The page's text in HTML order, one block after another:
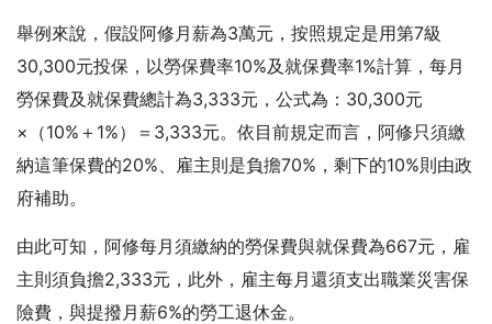
舉例來說，假設阿修月薪為3萬元，按照規定是用第7級
30,300元投保，以勞保費率10%及就保費率1%計算，每月
勞保費及就保費總計為3,333元，公式為：30,300元
×（10%＋1%）＝3,333元。依目前規定而言，阿修只須繳
納這筆保費的20%、雇主則是負擔70%，剩下的10%則由政
府補助。
由此可知，阿修每月須繳納的勞保費與就保費為667元，雇
主則須負擔2,333元，此外，雇主每月還須支出職業災害保
險費，與提撥月薪6%的勞工退休金。